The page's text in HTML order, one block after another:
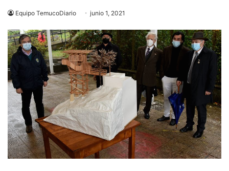
Equipo TemucoDiario junio 1, 2021